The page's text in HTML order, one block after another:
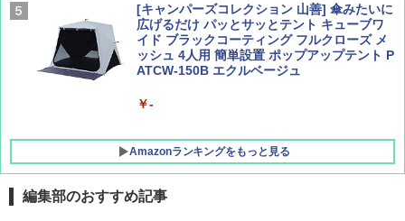
[キャンパーズコレクション 山善] 傘みたいに
広げるだけ パッとサッとテント キューブワ
イド ブラックコーティング フルクローズ メ
ッシュ 4人用 簡単設置 ポップアップテント P
ATCW-150B エクルベージュ
￥-
Amazonランキングをもっと見る
編集部のおすすめ記事